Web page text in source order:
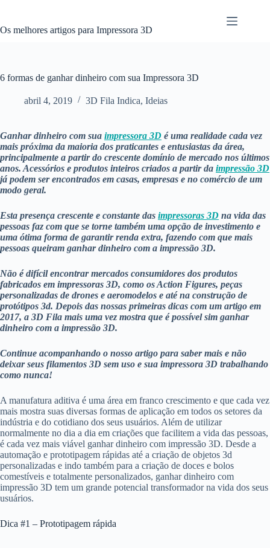
o
Os melhores artigos para Impressora 3D
6 formas de ganhar dinheiro com sua Impressora 3D
abril 4, 2019 3D Fila Indica, Ideias
Ganhar dinheiro com sua impressora 3D é uma realidade cada vez
mais próxima da maioria dos praticantes e entusiastas da área,
principalmente a partir do crescente domínio de mercado nos últimos
anos. Acessórios e produtos inteiros criados a partir da impressão 3D
já podem ser encontrados em casas, empresas e no comércio de um
modo geral.
Esta presença crescente e constante das impressoras 3D na vida das
pessoas faz com que se torne também uma opção de investimento e
uma ótima forma de garantir renda extra, fazendo com que mais
pessoas queiram ganhar dinheiro com a impressão 3D.
Não é difícil encontrar mercados consumidores dos produtos
fabricados em impressoras 3D, como os Action Figures, peças
personalizadas de drones e aeromodelos e até na construção de
protótipos 3d. Depois das nossas primeiras dicas com um artigo em
2017, a 3D Fila mais uma vez mostra que é possível sim ganhar
dinheiro com a impressão 3D.
Continue acompanhando o nosso artigo para saber mais e não
deixar seus filamentos 3D sem uso e sua impressora 3D trabalhando
como nunca!
A manufatura aditiva é uma área em franco crescimento e que cada vez
mais mostra suas diversas formas de aplicação em todos os setores da
indústria e do cotidiano dos seus usuários. Além de utilizar
normalmente no dia a dia em criações que facilitem a vida das pessoas,
é cada vez mais viável ganhar dinheiro com impressão 3D. Desde a
automação e prototipagem rápidas até a criação de objetos 3d
personalizadas e indo também para a criação de doces e bolos
comestíveis e totalmente personalizados, ganhar dinheiro com
impressão 3D tem um grande potencial transformador na vida dos seus
usuários.
Dica #1 – Prototipagem rápida